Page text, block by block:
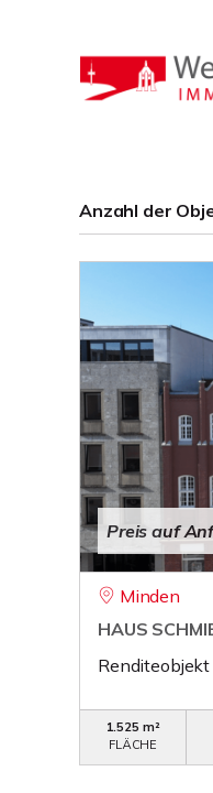
Anzahl der
Preis auf
Minden
HAUS
Renditeobjekt
1.525 m²
FLÄCHE